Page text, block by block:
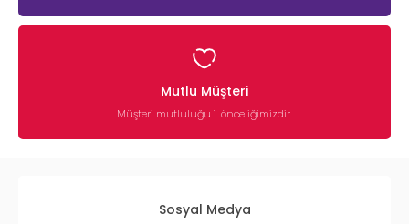
Mutlu Müşteri
Müşteri mutluluğu 1. önceliğimizdir.
Sosyal Medya